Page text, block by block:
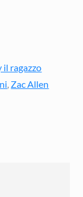
il ragazzo
, Zac Allen